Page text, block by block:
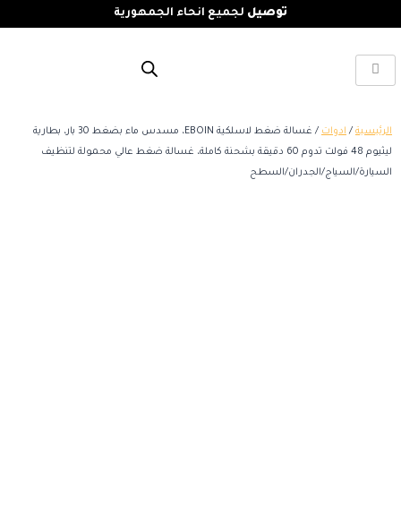
توصيل لجميع انحاء الجمهورية
الرئيسية / ادوات
/ غسالة ضغط لاسلكية EBOIN، مسدس ماء بضغط 30 بار، بطارية
ليثيوم 48 فولت تدوم 60 دقيقة بشحنة كاملة، غسالة ضغط عالي محمولة لتنظيف
السيارة/السياج/الجدران/السطح